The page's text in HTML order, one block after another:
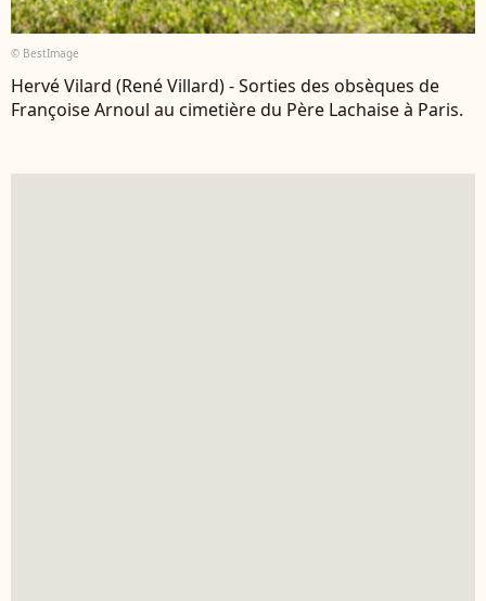
© BestImage
Hervé Vilard (René Villard) - Sorties des obsèques de
Françoise Arnoul au cimetière du Père Lachaise à Paris.